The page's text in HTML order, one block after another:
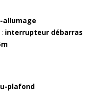
allumage
interrupteur débarras
plafond